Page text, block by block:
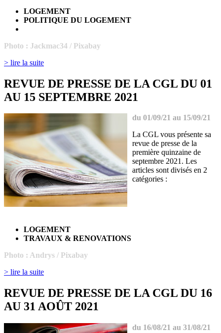
LOGEMENT
POLITIQUE DU LOGEMENT
Photo : Jackmac34 / Pixabay
> lire la suite
REVUE DE PRESSE DE LA CGL DU 01
AU 15 SEPTEMBRE 2021
du 01/09/21 au 15/09/21
La CGL vous présente sa
revue de presse de la
première quinzaine de
septembre 2021. Les
articles sont divisés en 2
catégories :
LOGEMENT
TRAVAUX & RENOVATIONS
Photo : Andrys / Pixabay
> lire la suite
REVUE DE PRESSE DE LA CGL DU 16
AU 31 AOÛT 2021
du 16/08/21 au 31/08/21